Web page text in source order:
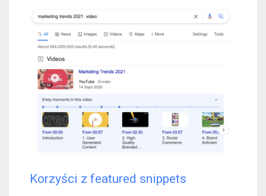
Korzyści z featured snippets